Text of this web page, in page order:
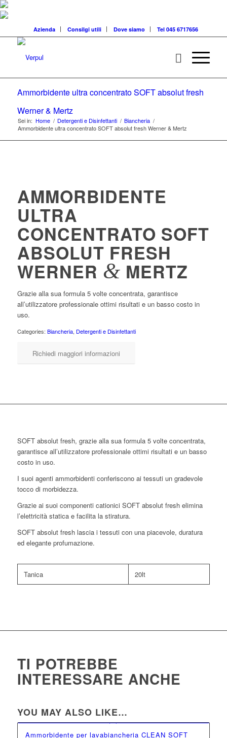
Azienda Consilgi utili Dove siamo Tel 045 6717656
Ammorbidente ultra concentrato SOFT absolut fresh
Werner & Mertz
Sei in: Home / Detergenti e Disinfettanti / Biancheria /
Ammorbidente ultra concentrato SOFT absolut fresh Werner & Mertz
AMMORBIDENTE
ULTRA
CONCENTRATO SOFT
ABSOLUT FRESH
WERNER & MERTZ
Grazie alla sua formula 5 volte concentrata, garantisce
all’utilizzatore professionale ottimi risultati e un basso costo in
uso.
Categories: Biancheria, Detergenti e Disinfettanti
Richiedi maggiori informazioni
SOFT absolut fresh, grazie alla sua formula 5 volte concentrata,
garantisce all’utilizzatore professionale ottimi risultati e un basso
costo in uso.
I suoi agenti ammorbidenti conferiscono ai tessuti un gradevole
tocco di morbidezza.
Grazie ai suoi componenti cationici SOFT absolut fresh elimina
l’elettricità statica e facilita la stiratura.
SOFT absolut fresh lascia i tessuti con una piacevole, duratura
ed elegante profumazione.
Tanica 20lt
TI POTREBBE
INTERESSARE ANCHE
YOU MAY ALSO LIKE…
Ammorbidente per lavabiancheria CLEAN SOFT